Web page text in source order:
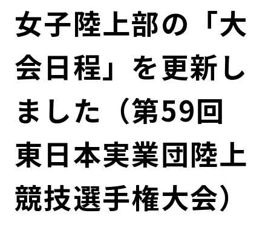
ガバナンス
コンダクト向上の取組み
ローカル共創イニシアティブ
株式情報
財務情報・IR資料
IRニュース
サステナビリティマネジメント
持続可能な金融のフレームワーク
環境
ESGデータ集
女子陸上部の「大
会日程」を更新し
ました（第59回
東日本実業団陸上
競技選手権大会）